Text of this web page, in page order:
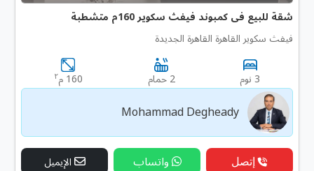
شقة للبيع فى كمبوند فيفث سكوير 160م متشطبة
فيفث سكوير القاهرة القاهرة الجديدة
3 نوم 2 حمام 160 م ٢
Mohammad Degheady
إتصل واتساب الإيميل